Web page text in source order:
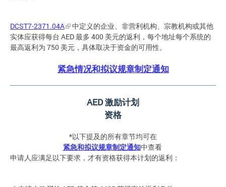
DCST7-2371.04A
中定义的企业、非营利机构、宗教机构或其他
实体应获得每台 AED 最多 400 美元的返利，每个地址每个系统的
最高返利为 750 美元，具体取决于资金的可用性。
紧急情况和拟议规章制定通知
AED激励计划
资格
*以下提及的所有章节均可在
紧急和拟议规章制定通知中查看
申请人应满足以下要求，才有资格获得本计划的返利：